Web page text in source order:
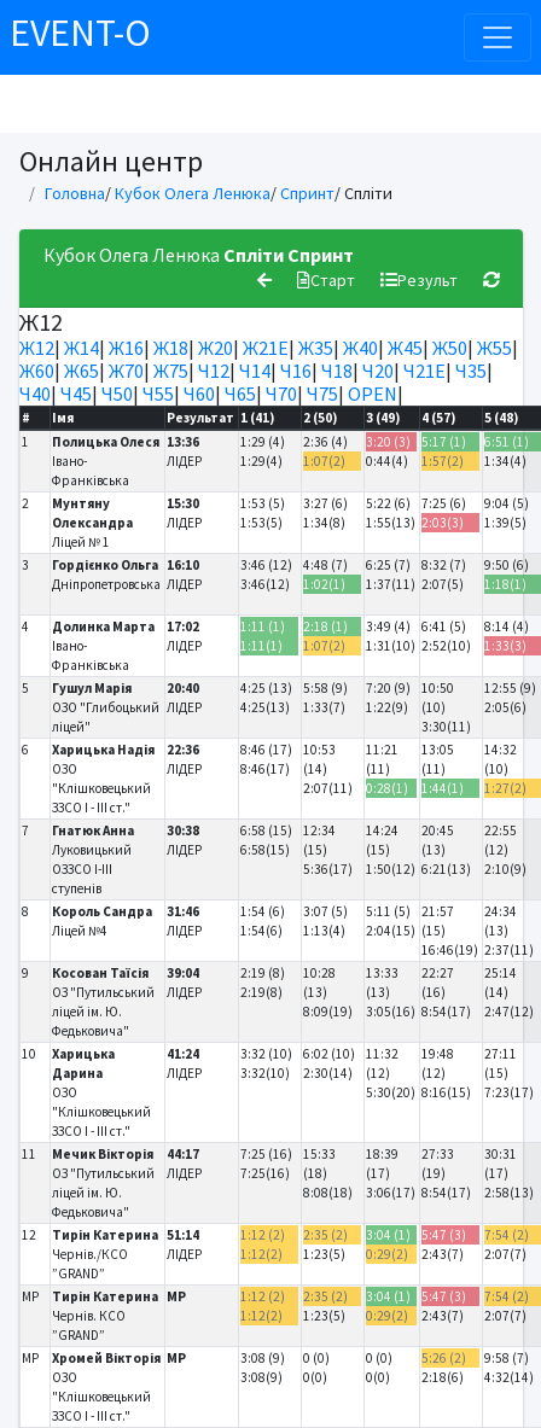
EVENT-O
Онлайн центр
Головна/Кубок Олега Ленюка/Спринт/ Спліти
Кубок Олега Ленюка Спліти Спринт
Старт Результ
Ж12
Ж12| Ж14| Ж16| Ж18| Ж20| Ж21Е| Ж35| Ж40| Ж45| Ж50| Ж55|
Ж60| Ж65| Ж70| Ж75| Ч12| Ч14| Ч16| Ч18| Ч20| Ч21Е| Ч35|
Ч40| Ч45| Ч50| Ч55| Ч60| Ч65| Ч70| Ч75| OPEN|
# Імя Результат 1 (41) 2 (50) 3 (49) 4 (57)
5 (48)
1
Полицька Олеся
Івано-
Франківська
13:36
ЛІДЕР
1:29 (4)
1:29(4)
2:36 (4)
1:07(2)
3:20 (3)
0:44(4)
5:17 (1)
1:57(2)
6:51 (1)
1:34(4)
2
Мунтяну
Олександра
Ліцей № 1
15:30
ЛІДЕР
1:53 (5)
1:53(5)
3:27 (6)
1:34(8)
5:22 (6)
1:55(13)
7:25 (6)
2:03(3)
9:04 (5)
1:39(5)
3
Гордієнко Ольга
Дніпропетровська
16:10
ЛІДЕР
3:46 (12)
3:46(12)
4:48 (7)
1:02(1)
6:25 (7)
1:37(11)
8:32 (7)
2:07(5)
9:50 (6)
1:18(1)
4
Долинка Марта
Івано-
Франківська
17:02
ЛІДЕР
1:11 (1)
1:11(1)
2:18 (1)
1:07(2)
3:49 (4)
1:31(10)
6:41 (5)
2:52(10)
8:14 (4)
1:33(3)
5
Гушул Марія
ОЗО "Глибоцький
ліцей"
20:40
ЛІДЕР
4:25 (13)
4:25(13)
5:58 (9)
1:33(7)
7:20 (9)
1:22(9)
10:50
(10)
3:30(11)
12:55 (9)
2:05(6)
6
Харицька Надія
ОЗО
"Клішковецький
ЗЗСО І - ІІІ ст."
22:36
ЛІДЕР
8:46 (17)
8:46(17)
10:53
(14)
2:07(11)
11:21
(11)
0:28(1)
13:05
(11)
1:44(1)
14:32
(10)
1:27(2)
7
Гнатюк Анна
Луковицький
ОЗЗСО І-ІІІ
ступенів
30:38
ЛІДЕР
6:58 (15)
6:58(15)
12:34
(15)
5:36(17)
14:24
(15)
1:50(12)
20:45
(13)
6:21(13)
22:55
(12)
2:10(9)
8
Король Сандра
Ліцей №4
31:46
ЛІДЕР
1:54 (6)
1:54(6)
3:07 (5)
1:13(4)
5:11 (5)
2:04(15)
21:57
(15)
16:46(19)
24:34
(13)
2:37(11)
9
Косован Таїсія
ОЗ "Путильський
ліцей ім. Ю.
Федьковича"
39:04
ЛІДЕР
2:19 (8)
2:19(8)
10:28
(13)
8:09(19)
13:33
(13)
3:05(16)
22:27
(16)
8:54(17)
25:14
(14)
2:47(12)
10
Харицька
Дарина
ОЗО
"Клішковецький
ЗЗСО І - ІІІ ст."
41:24
ЛІДЕР
3:32 (10)
3:32(10)
6:02 (10)
2:30(14)
11:32
(12)
5:30(20)
19:48
(12)
8:16(15)
27:11
(15)
7:23(17)
11
Мечик Вікторія
ОЗ "Путильський
ліцей ім. Ю.
Федьковича"
44:17
ЛІДЕР
7:25 (16)
7:25(16)
15:33
(18)
8:08(18)
18:39
(17)
3:06(17)
27:33
(19)
8:54(17)
30:31
(17)
2:58(13)
12
Тирін Катерина
Чернів./КСО
”GRAND”
51:14
ЛІДЕР
1:12 (2)
1:12(2)
2:35 (2)
1:23(5)
3:04 (1)
0:29(2)
5:47 (3)
2:43(7)
7:54 (2)
2:07(7)
MP
Тирін Катерина
Чернів. КСО
”GRAND”
MP
1:12 (2)
1:12(2)
2:35 (2)
1:23(5)
3:04 (1)
0:29(2)
5:47 (3)
2:43(7)
7:54 (2)
2:07(7)
MP
Хромей Вікторія
ОЗО
"Клішковецький
ЗЗСО І - ІІІ ст."
MP
3:08 (9)
3:08(9)
0 (0)
0(0)
0 (0)
0(0)
5:26 (2)
2:18(6)
9:58 (7)
4:32(14)